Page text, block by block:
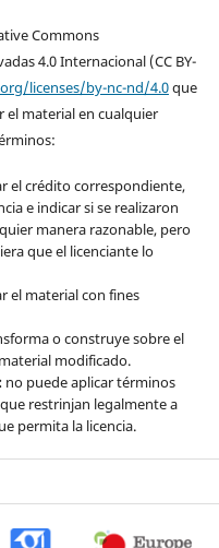
Commons
4.0 Internacional (CC BY-
licenses/by-nc-nd/4.0que
material en cualquier
el crédito correspondiente,
e indicar si se realizaron
manera razonable, pero
que el licenciante lo
el material con fines
o construye sobre el
modificado.
no puede aplicar términos
restrinjan legalmente a
permita la licencia.